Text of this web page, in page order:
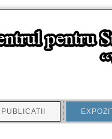
PUBLICATII